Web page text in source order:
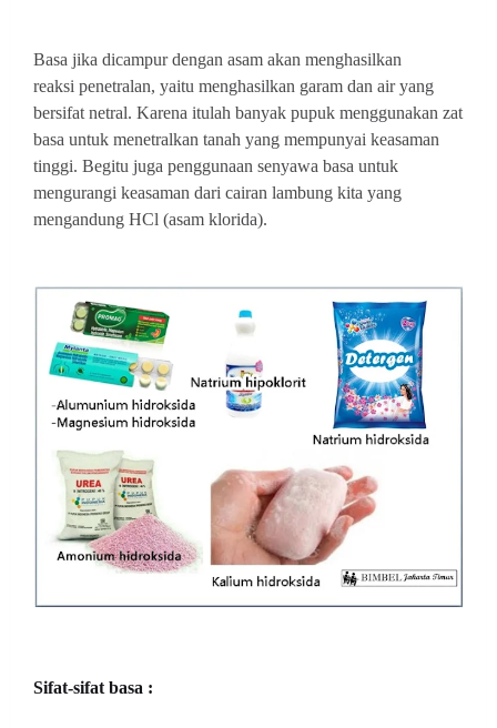
Basa jika dicampur dengan asam akan menghasilkan
reaksi penetralan, yaitu menghasilkan garam dan air yang
bersifat netral. Karena itulah banyak pupuk menggunakan zat
basa untuk menetralkan tanah yang mempunyai keasaman
tinggi. Begitu juga penggunaan senyawa basa untuk
mengurangi keasaman dari cairan lambung kita yang
mengandung HCl (asam klorida).
Sifat-sifat basa :